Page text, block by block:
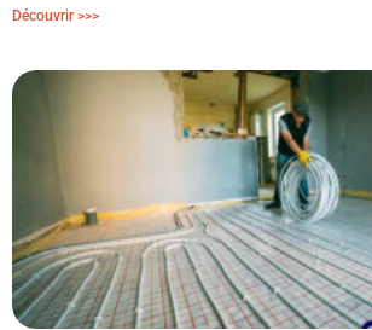
Découvrir >>>